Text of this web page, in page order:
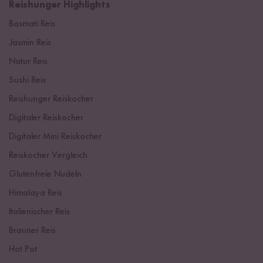
Reishunger Highlights
Basmati Reis
Jasmin Reis
Natur Reis
Sushi Reis
Reishunger Reiskocher
Digitaler Reiskocher
Digitaler Mini Reiskocher
Reiskocher Vergleich
Glutenfreie Nudeln
Himalaya Reis
Italienischer Reis
Brauner Reis
Hot Pot